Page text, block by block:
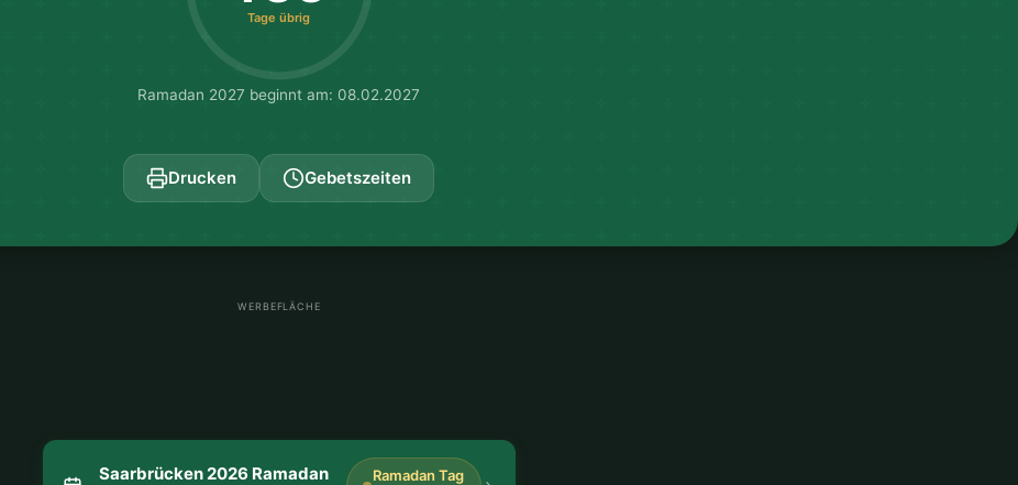
Tage übrig
Ramadan 2027 beginnt am: 08.02.2027
Drucken Gebetszeiten
WERBEFLÄCHE
Saarbrücken 2026 Ramadan
Ramadan Tag